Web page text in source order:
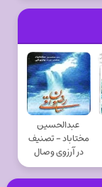
عبدالحسین
مختاباد - تصنیف
در آرزوی وصال